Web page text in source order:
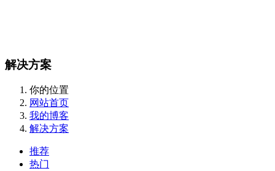
解决方案
你的位置
网站首页
我的博客
解决方案
推荐
热门